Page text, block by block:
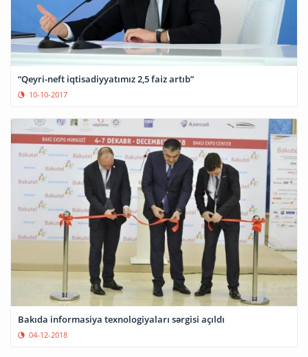
“Qeyri-neft iqtisadiyyatımız 2,5 faiz artıb”
10-10-2017
Bakıda informasiya texnologiyaları sərgisi açıldı
04-12-2018